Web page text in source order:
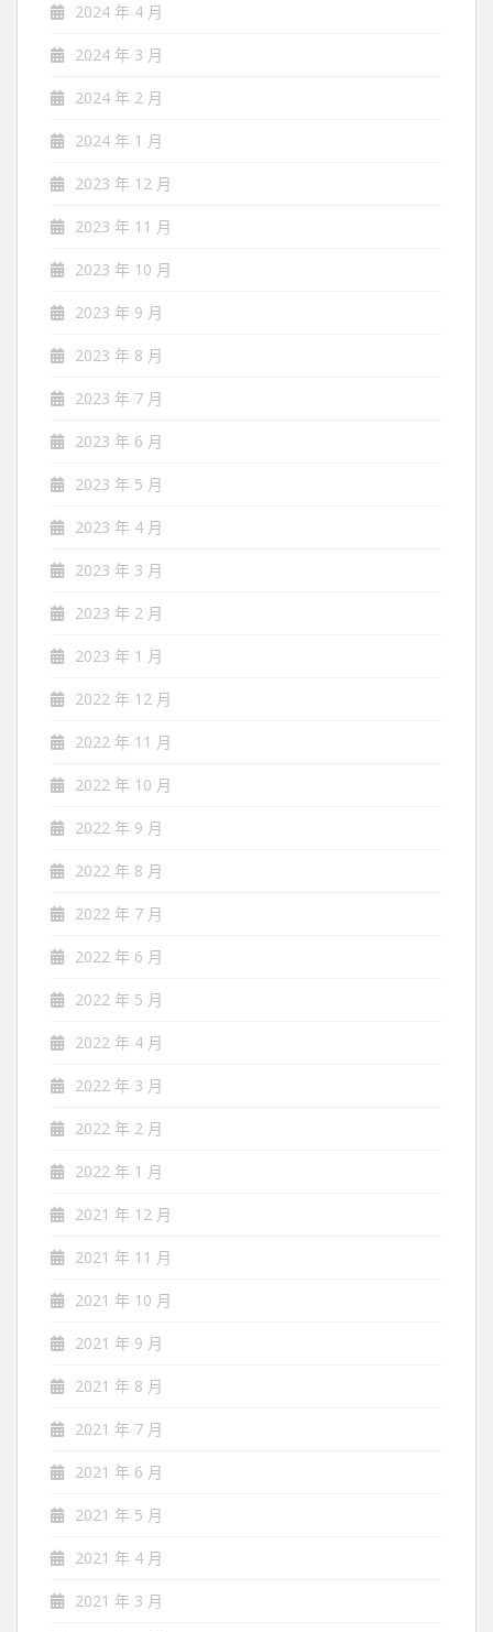
2024 年 4 月
2024 年 3 月
2024 年 2 月
2024 年 1 月
2023 年 12 月
2023 年 11 月
2023 年 10 月
2023 年 9 月
2023 年 8 月
2023 年 7 月
2023 年 6 月
2023 年 5 月
2023 年 4 月
2023 年 3 月
2023 年 2 月
2023 年 1 月
2022 年 12 月
2022 年 11 月
2022 年 10 月
2022 年 9 月
2022 年 8 月
2022 年 7 月
2022 年 6 月
2022 年 5 月
2022 年 4 月
2022 年 3 月
2022 年 2 月
2022 年 1 月
2021 年 12 月
2021 年 11 月
2021 年 10 月
2021 年 9 月
2021 年 8 月
2021 年 7 月
2021 年 6 月
2021 年 5 月
2021 年 4 月
2021 年 3 月